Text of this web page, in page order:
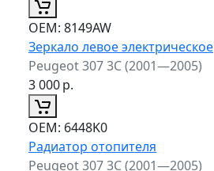
ОЕМ: 8149AW
Зеркало левое электрическое
Peugeot 307 3C (2001—2005)
3 000р.
ОЕМ: 6448K0
Радиатор отопителя
Peugeot 307 3C (2001—2005)